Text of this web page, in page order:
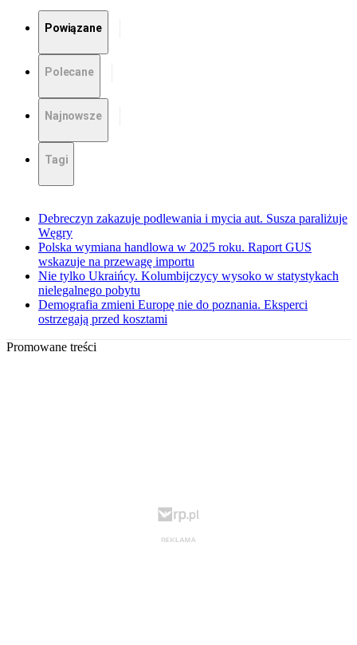
Powiązane
Polecane
Najnowsze
Tagi
Debreczyn zakazuje podlewania i mycia aut. Susza paraliżuje
Węgry
Polska wymiana handlowa w 2025 roku. Raport GUS
wskazuje na przewagę importu
Nie tylko Ukraińcy. Kolumbijczycy wysoko w statystykach
nielegalnego pobytu
Demografia zmieni Europę nie do poznania. Eksperci
ostrzegają przed kosztami
Promowane treści